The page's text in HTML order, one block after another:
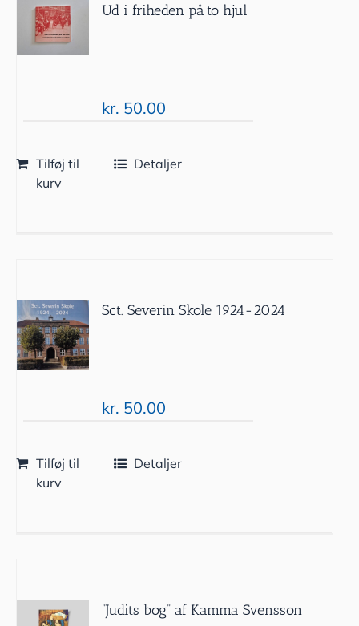
Ud i friheden på to hjul
kr. 50.00
Tilføj til
kurv
Detaljer
Sct. Severin Skole 1924-2024
kr. 50.00
Tilføj til
kurv
Detaljer
”Judits bog” af Kamma Svensson